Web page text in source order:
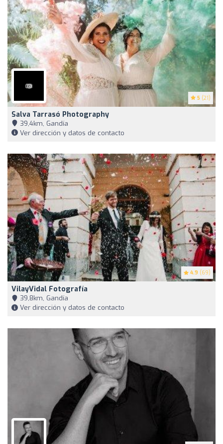
5 (21)
Salva Tarrasó Photography
39,4km, Gandía
Ver dirección y datos de contacto
4.9 (69)
VilayVidal Fotografía
39,8km, Gandía
Ver dirección y datos de contacto